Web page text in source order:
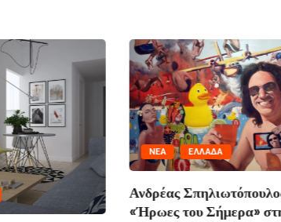
Σήμερα» στην
ΙΩΑΝΝΙΝΑ